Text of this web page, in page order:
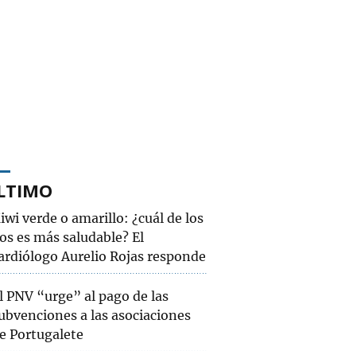
verde o amarillo: ¿cuál de los
es más saludable? El
Aurelio Rojas responde
PNV “urge” al pago de las
a las asociaciones
Portugalete